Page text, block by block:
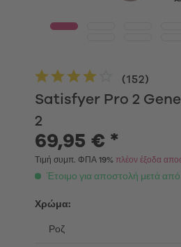
Satisfyer Pro 2
2
(152)
69,95 € *
Τιμή συμπ. ΦΠΑ 19% πλέον έξοδα
Έτοιμο για αποστολή μετά από
Χρώμα: